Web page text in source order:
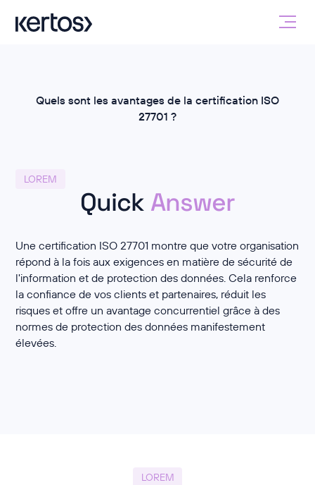
Quels sont les avantages de la certification ISO
27701 ?
LOREM
Quick Answer
Une certification ISO 27701 montre que votre organisation
répond à la fois aux exigences en matière de sécurité de
l'information et de protection des données. Cela renforce
la confiance de vos clients et partenaires, réduit les
risques et offre un avantage concurrentiel grâce à des
normes de protection des données manifestement
élevées.
LOREM